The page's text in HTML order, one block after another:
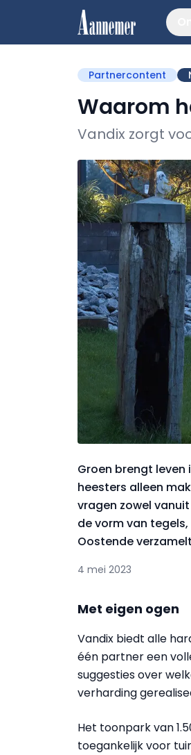
Partnercontent
Waarom
Vandix zorgt
Groen brengt
heesters alleen
vragen zowel
de vorm van
Oostende
4 mei 2023
Met eigen ogen
Vandix biedt alle
één partner een
suggesties over
verharding
Het toonpark van
toegankelijk voor